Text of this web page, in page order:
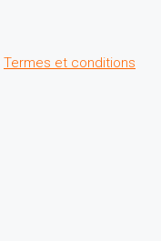
Termes et conditions